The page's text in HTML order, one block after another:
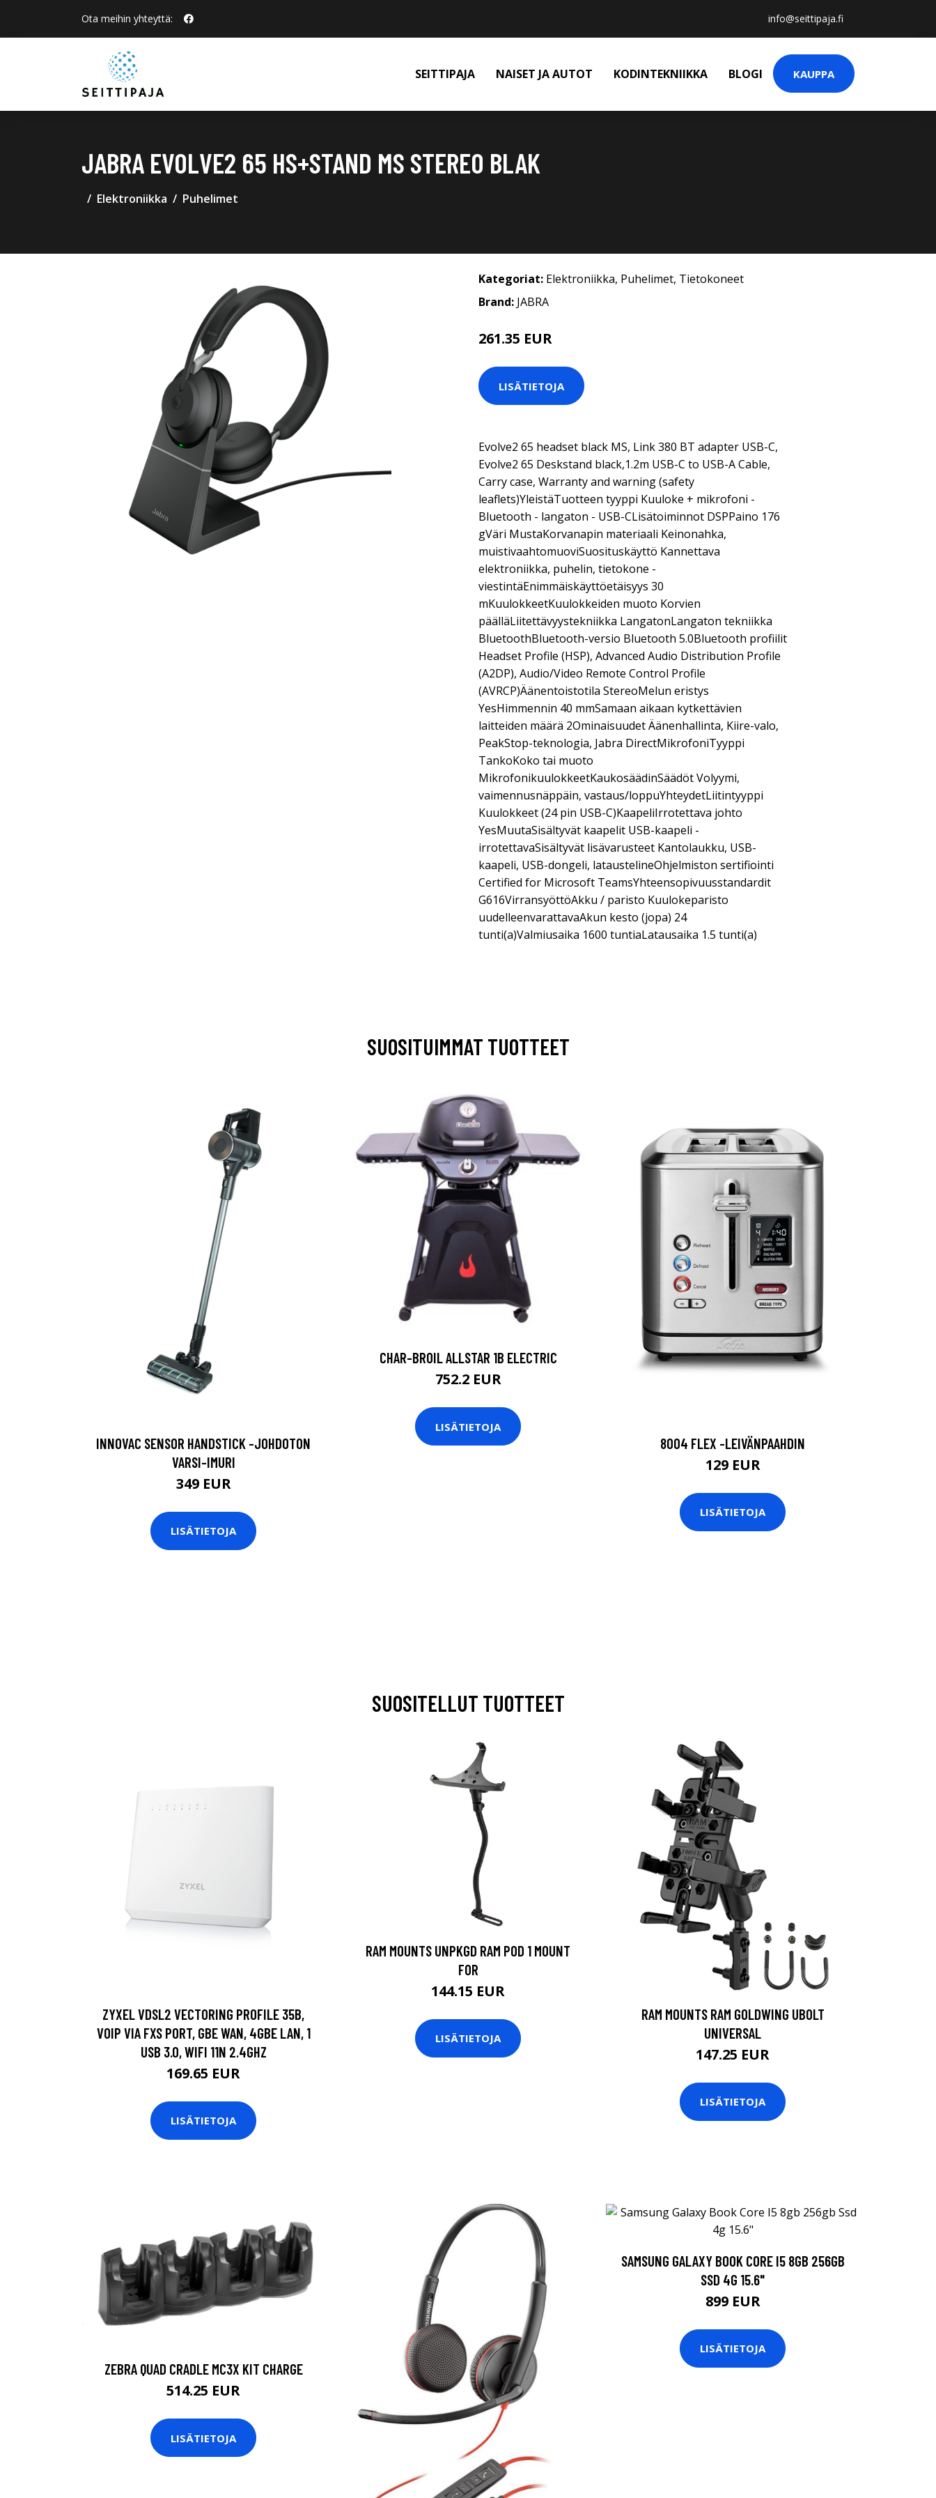
Ota meihin yhteyttä: info@seittipaja.fi
SEITTIPAJA NAISET JA AUTOT KODINTEKNIIKKA BLOGI KAUPPA
JABRA EVOLVE2 65 HS+STAND MS STEREO BLAK
Elektroniikka Puhelimet
Kategoriat: Elektroniikka, Puhelimet, Tietokoneet
Brand: JABRA
261.35 EUR
LISÄTIETOJA
Evolve2 65 headset black MS, Link 380 BT adapter USB-C,
Evolve2 65 Deskstand black,1.2m USB-C to USB-A Cable,
Carry case, Warranty and warning (safety
leaflets)YleistäTuotteen tyyppi Kuuloke + mikrofoni -
Bluetooth - langaton - USB-CLisätoiminnot DSPPaino 176
gVäri MustaKorvanapin materiaali Keinonahka,
muistivaahtomuoviSuosituskäyttö Kannettava
elektroniikka, puhelin, tietokone -
viestintäEnimmäiskäyttöetäisyys 30
mKuulokkeetKuulokkeiden muoto Korvien
päälläLiitettävyystekniikka LangatonLangaton tekniikka
BluetoothBluetooth-versio Bluetooth 5.0Bluetooth profiilit
Headset Profile (HSP), Advanced Audio Distribution Profile
(A2DP), Audio/Video Remote Control Profile
(AVRCP)Äänentoistotila StereoMelun eristys
YesHimmennin 40 mmSamaan aikaan kytkettävien
laitteiden määrä 2Ominaisuudet Äänenhallinta, Kiire-valo,
PeakStop-teknologia, Jabra DirectMikrofoniTyyppi
TankoKoko tai muoto
MikrofonikuulokkeetKaukosäädinSäädöt Volyymi,
vaimennusnäppäin, vastaus/loppuYhteydetLiitintyyppi
Kuulokkeet (24 pin USB-C)KaapeliIrrotettava johto
YesMuutaSisältyvät kaapelit USB-kaapeli -
irrotettavaSisältyvät lisävarusteet Kantolaukku, USB-
kaapeli, USB-dongeli, lataustelineOhjelmiston sertifiointi
Certified for Microsoft TeamsYhteensopivuusstandardit
G616VirransyöttöAkku / paristo Kuulokeparisto
uudelleenvarattavaAkun kesto (jopa) 24
tunti(a)Valmiusaika 1600 tuntiaLatausaika 1.5 tunti(a)
SUOSITUIMMAT TUOTTEET
INNOVAC SENSOR HANDSTICK -JOHDOTON
VARSI-IMURI
349 EUR
LISÄTIETOJA
CHAR-BROIL ALLSTAR 1B ELECTRIC
752.2 EUR
LISÄTIETOJA
8004 FLEX -LEIVÄNPAAHDIN
129 EUR
LISÄTIETOJA
SUOSITELLUT TUOTTEET
ZYXEL VDSL2 VECTORING PROFILE 35B,
VOIP VIA FXS PORT, GBE WAN, 4GBE LAN, 1
USB 3.0, WIFI 11N 2.4GHZ
169.65 EUR
LISÄTIETOJA
RAM MOUNTS UNPKGD RAM POD 1 MOUNT
FOR
144.15 EUR
LISÄTIETOJA
RAM MOUNTS RAM GOLDWING UBOLT
UNIVERSAL
147.25 EUR
LISÄTIETOJA
ZEBRA QUAD CRADLE MC3X KIT CHARGE
514.25 EUR
LISÄTIETOJA
SAMSUNG GALAXY BOOK CORE I5 8GB 256GB
SSD 4G 15.6"
899 EUR
LISÄTIETOJA